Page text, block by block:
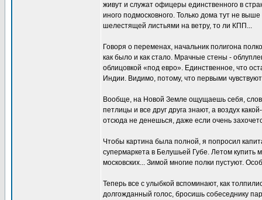
живут и служат офицеры единственного в
иного подмосковного. Только дома тут не
шелестящей листьями на ветру, то ли КПП...
Говоря о переменах, начальник полигона
как было и как стало. Мрачные стены -
облицовкой «под евро». Единственное, что
Индии. Видимо, потому, что первыми
Вообще, на Новой Земле ощущаешь себя,
петлицы и все друг друга знают, а воздух
отсюда не денешься, даже если очень
Чтобы картина была полной, я попросил
супермаркета в Белушьей Губе. Летом купить
московских... Зимой многие полки пустуют.
Теперь все с улыбкой вспоминают, как
долгожданный голос, бросишь собеседнику